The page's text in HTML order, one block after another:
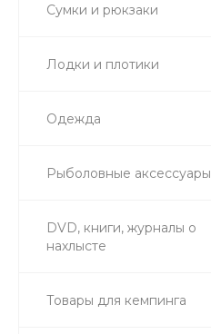
Сумки и рюкзаки
Лодки и плотики
Одежда
Рыболовные аксессуары
DVD, книги, журналы о
нахлысте
Товары для кемпинга